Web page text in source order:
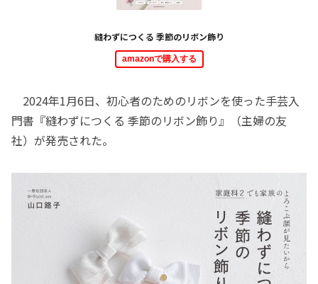
縫わずにつくる 季節のリボン飾り
amazonで購入する
2024年1月6日、初心者のためのリボンを使った手芸入
門書『縫わずにつくる 季節のリボン飾り』（主婦の友
社）が発売された。